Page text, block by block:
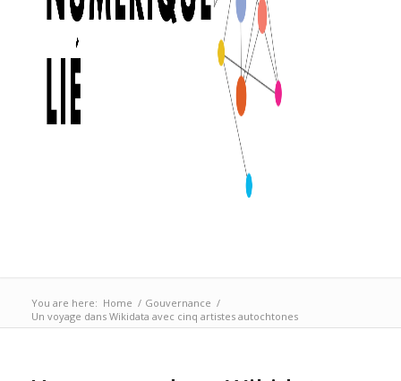
You are here: Home / Gouvernance /
Un voyage dans Wikidata avec cinq artistes autochtones